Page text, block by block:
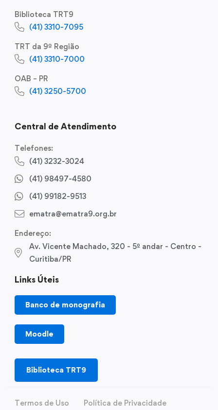
Biblioteca TRT9
(41) 3310-7095
TRT da 9ª Região
(41) 3310-7000
OAB – PR
(41) 3250-5700
Central de Atendimento
Telefones:
(41) 3232-3024
(41) 98497-4580
(41) 99182-9513
ematra@ematra9.org.br
Endereço:
Av. Vicente Machado, 320 - 5º andar - Centro -
Curitiba/PR
Links Úteis
Banco de monografia
Moodle
Biblioteca TRT9
Termos de Uso Política de Privacidade